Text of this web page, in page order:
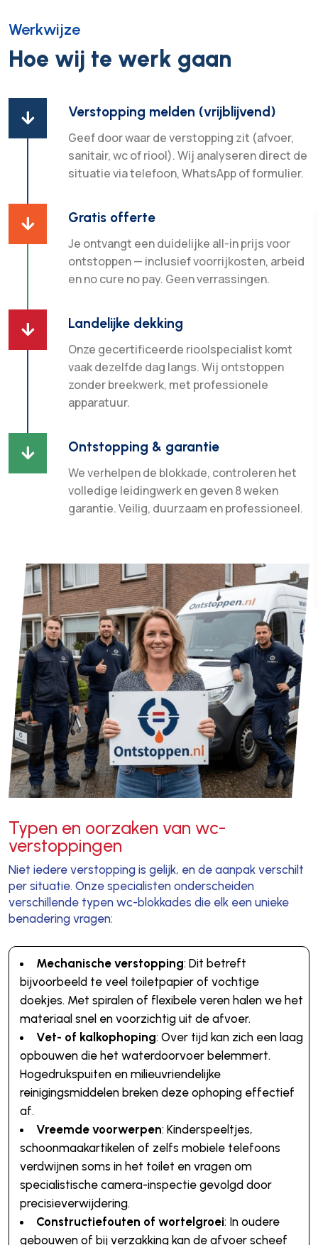
Werkwijze
Hoe wij te werk gaan
 Verstopping melden (vrijblijvend)
Geef door waar de verstopping zit (afvoer,
sanitair, wc of riool). Wij analyseren direct de
situatie via telefoon, WhatsApp of formulier.
 Gratis offerte
Je ontvangt een duidelijke all-in prijs voor
ontstoppen — inclusief voorrijkosten, arbeid
en no cure no pay. Geen verrassingen.
 Landelijke dekking
Onze gecertificeerde rioolspecialist komt
vaak dezelfde dag langs. Wij ontstoppen
zonder breekwerk, met professionele
apparatuur.
 Ontstopping & garantie
We verhelpen de blokkade, controleren het
volledige leidingwerk en geven 8 weken
garantie. Veilig, duurzaam en professioneel.
Typen en oorzaken van wc-
verstoppingen
Niet iedere verstopping is gelijk, en de aanpak verschilt
per situatie. Onze specialisten onderscheiden
verschillende typen wc-blokkades die elk een unieke
benadering vragen:
Mechanische verstopping: Dit betreft
bijvoorbeeld te veel toiletpapier of vochtige
doekjes. Met spiralen of flexibele veren halen we het
materiaal snel en voorzichtig uit de afvoer.
Vet- of kalkophoping: Over tijd kan zich een laag
opbouwen die het waterdoorvoer belemmert.
Hogedrukspuiten en milieuvriendelijke
reinigingsmiddelen breken deze ophoping effectief
af.
Vreemde voorwerpen: Kinderspeeltjes,
schoonmaakartikelen of zelfs mobiele telefoons
verdwijnen soms in het toilet en vragen om
specialistische camera-inspectie gevolgd door
precisieverwijdering.
Constructiefouten of wortelgroei: In oudere
gebouwen of bij verzakking kan de afvoer scheef